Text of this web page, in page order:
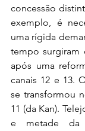
concessão
exemplo, é
uma rígida
tempo surgiram
após uma
canais 12 e 13.
se transformou
11 (da Kan).
e metade da